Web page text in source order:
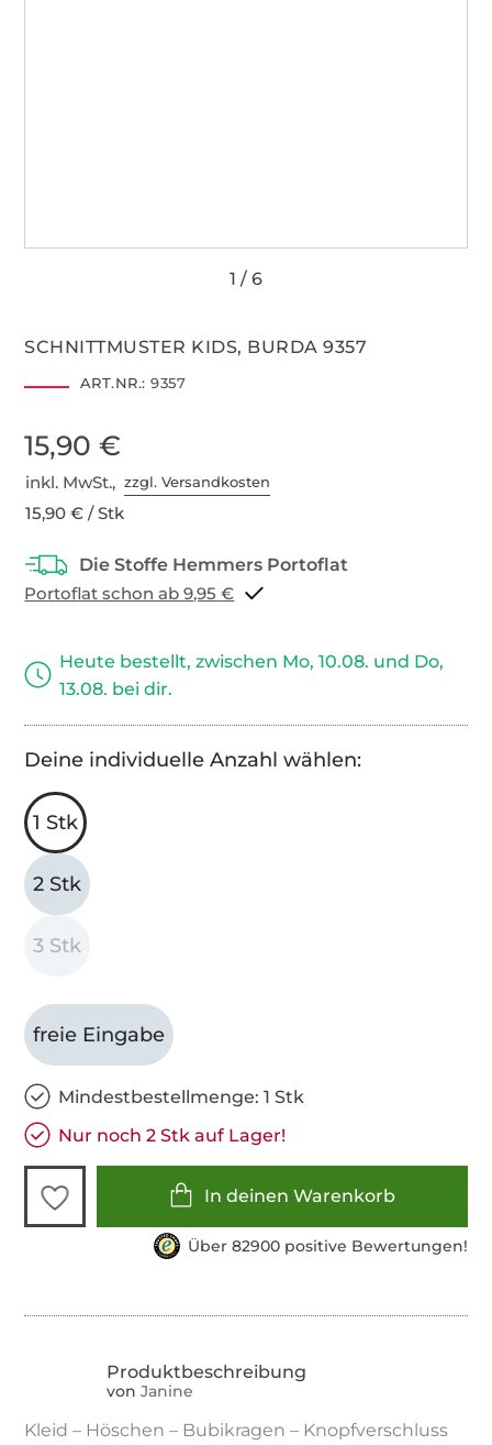
SCHNITTMUSTER KIDS, BURDA 9357
ART.NR.: 9357
15,90 €
inkl. MwSt.,zzgl. Versandkosten
15,90 € / Stk
Portoflat schon ab 9,95 €
Heute bestellt, zwischen Mo, 10.08. und Do,
13.08. bei dir.
Deine individuelle Anzahl wählen:
1 Stk
2 Stk
3 Stk
freie Eingabe
Mindestbestellmenge: 1 Stk
Nur noch 2 Stk auf Lager!
In deinen Warenkorb
Über 82900 positive Bewertungen!
von Janine
Kleid – Höschen – Bubikragen – Knopfverschluss